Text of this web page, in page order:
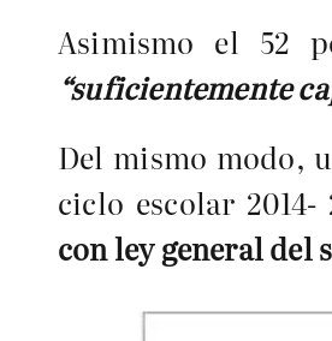
Asimismo el 52
“suficientemente
Del mismo modo,
ciclo escolar
con ley general del